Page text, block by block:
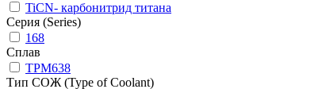
TiCN- карбонитрид титана
Серия (Series)
168
Сплав
TPM638
Тип СОЖ (Type of Coolant)